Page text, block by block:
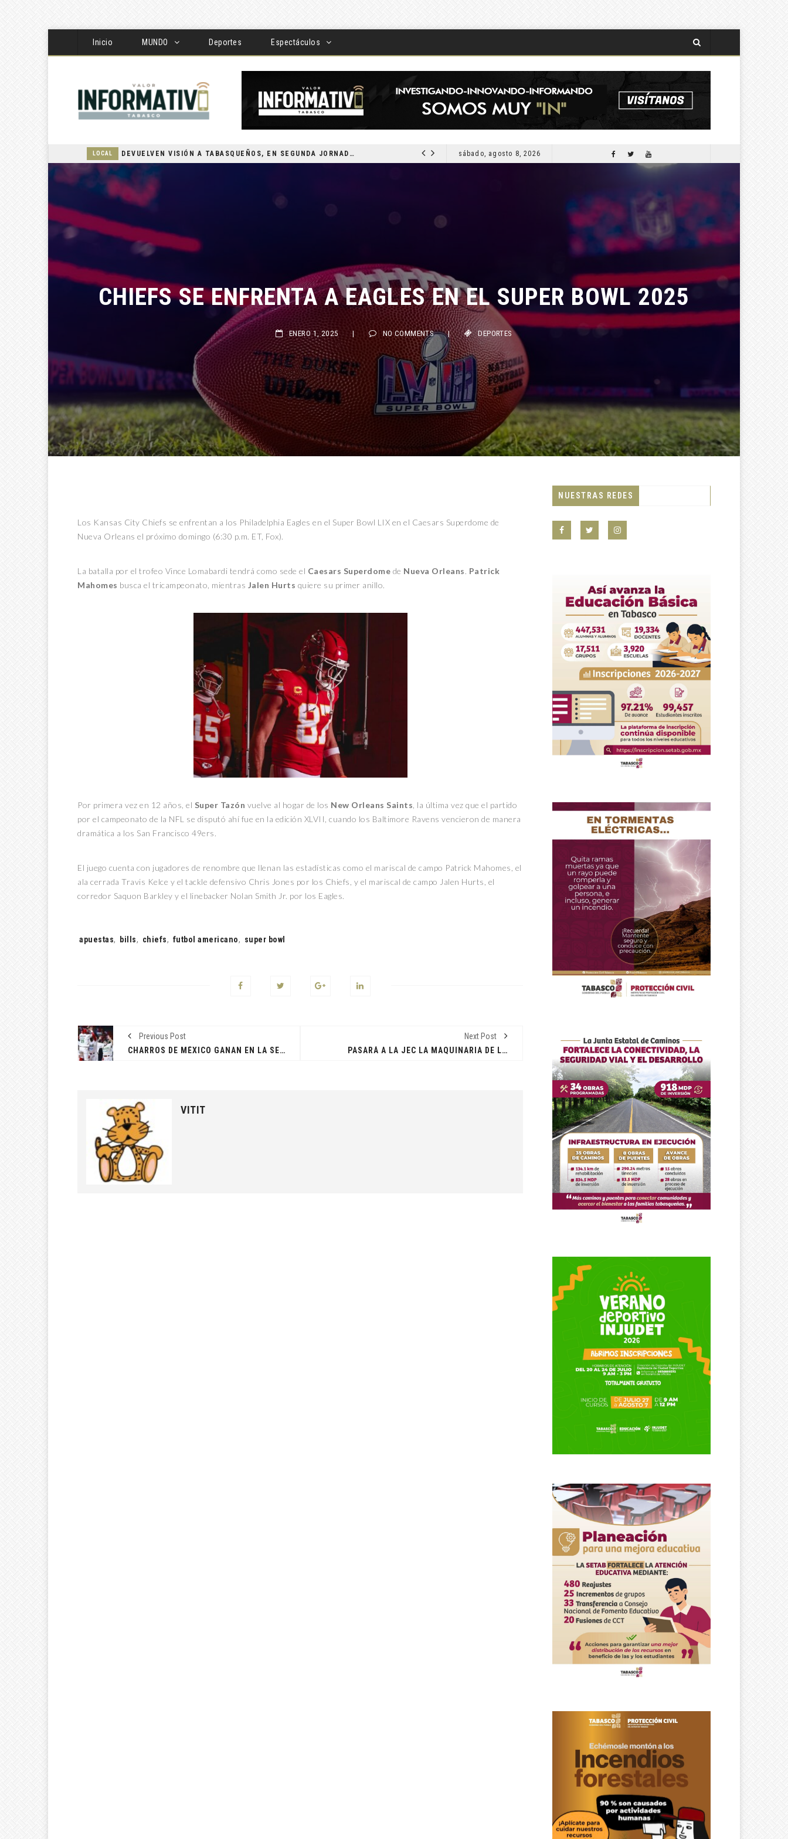
Inicio MUNDO Deportes Espectáculos
LOCAL DEVUELVEN VISIÓN A TABASQUEÑOS, EN SEGUNDA JORNADA DE CIRUGÍA DE CATARATAS 2026 LOCALsábado, agosto 8, 2026
CHIEFS SE ENFRENTA A EAGLES EN EL SUPER BOWL 2025
ENERO 1, 2025 NO COMMENTS | DEPORTES
Los Kansas City Chiefs se enfrentan a los Philadelphia Eagles en el Super Bowl LIX en el Caesars Superdome de
Nueva Orleans el próximo domingo (6:30 p.m. ET, Fox).
La batalla por el trofeo Vince Lomabardi tendrá como sede el Caesars Superdome de Nueva Orleans. Patrick
Mahomes busca el tricampeonato, mientras Jalen Hurts quiere su primer anillo.
Por primera vez en 12 años, el Super Tazón vuelve al hogar de los New Orleans Saints , la última vez que el partido
por el campeonato de la NFL se disputó ahí fue en la edición XLVII, cuando los Baltimore Ravens vencieron de manera
dramática a los San Francisco 49ers.
El juego cuenta con jugadores de renombre que llenan las estadísticas como el mariscal de campo Patrick Mahomes, el
ala cerrada Travis Kelce y el tackle defensivo Chris Jones por los Chiefs, y el mariscal de campo Jalen Hurts, el
corredor Saquon Barkley y el linebacker Nolan Smith Jr. por los Eagles.
Tags:
apuestas, bills, chiefs, futbol americano, super bowl
Previous Post
CHARROS DE MÉXICO GANAN EN LA SERIE DEL CARIBE 2025
Next Post
PASARÁ A LA JEC LA MAQUINARIA DE LA CEMATAB
VITIT
NUESTRAS REDES